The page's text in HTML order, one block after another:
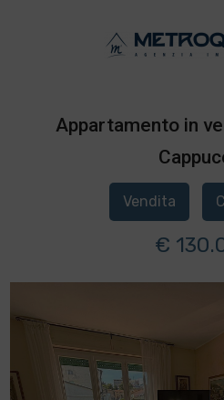
Appartamento in
Vendita
€